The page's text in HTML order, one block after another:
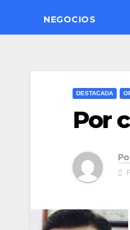
NEGOCIOS
DESTACADA
Por